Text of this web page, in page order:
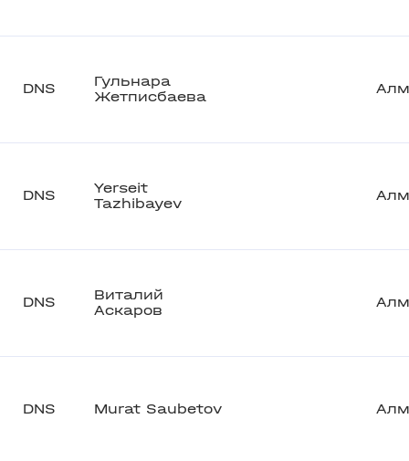
DNS
Гульнара
Жетписбаева
DNS
Yerseit
Tazhibayev
DNS
Виталий
Аскаров
DNS Murat Saubetov